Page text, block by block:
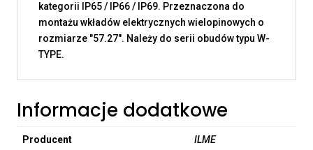
kategorii IP65 / IP66 / IP69. Przeznaczona do
montażu wkładów elektrycznych wielopinowych o
rozmiarze "57.27". Należy do serii obudów typu W-
TYPE.
Informacje dodatkowe
Producent ILME